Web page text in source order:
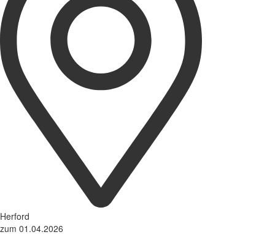
Herford
zum 01.04.2026